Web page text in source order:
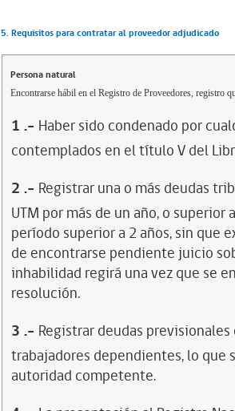
5. Requisitos para contratar al proveedor adjudicado
Persona natural
Encontrarse hábil en el Registro de Proveedores, registro
1 .- Haber sido condenado por
contemplados en el título V del
2 .- Registrar una o más deudas
UTM por más de un año, o
período superior a 2 años, sin que
de encontrarse pendiente juicio
inhabilidad regirá una vez que se
resolución.
3 .- Registrar deudas
trabajadores dependientes, lo
autoridad competente.